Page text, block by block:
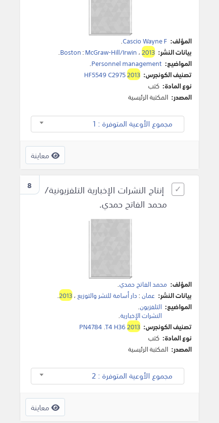
المؤلف: Cascio Wayne F
.
بيانات النشر:
Boston:McGraw-Hill/Irwin ،2013
.
المواضيع: Personnel management
.
تصنيف الكونجرس:
HF5549 C29752013
نوع المادة: كتب
المصدر: المكتبة الرئيسية
مجموع الأوعية المتوفرة : 1
معاينة
8
إنتاج النشرات الإخبارية التلفزيونية/
محمد الفاتح حمدي.
المؤلف: محمد الفاتح حمدي.
بيانات النشر: عمان:دار أسامة للنشر والتوزيع،2013
.
المواضيع: التلفزيون.
النشرات الإخبارية.
تصنيف الكونجرس:
PN4784 .T4 H362013
نوع المادة: كتب
المصدر: المكتبة الرئيسية
مجموع الأوعية المتوفرة : 2
معاينة